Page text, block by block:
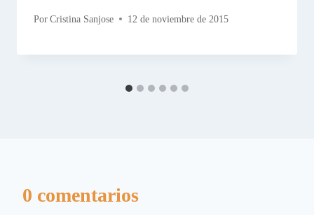
Por Cristina Sanjose 12 de noviembre de 2015
0 comentarios